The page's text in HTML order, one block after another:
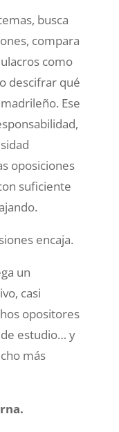
busca
compara
como
descifrar qué
Ese
oposiciones
suficiente
encaja.
un
casi
opositores
estudio… y
más